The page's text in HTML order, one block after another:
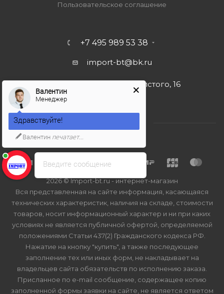
Пользовательское соглашение
+7 495 989 53 38
import-bt@bk.ru
г. Москва, ул. Льва Толстого, 16
2026 © Import-bt.ru - интернет-магазин
Вся представленная на сайте информация, касающаяся
технических характеристик, наличия на складе, стоимости
товаров, носит информационный характер и ни при каких
условиях не является публичной офертой, определяемой
положениями Статьи 437(2) Гражданского кодекса РФ.
Нажатие на кнопку "купить", а также последующее
заполнение тех или иных форм, не накладывает на
владельцев сайта обязательств по исполнению заказа.
Присланное по e-mail сообщение, содержащее копию
заполненной формы заявки на сайте, не является ответом
Введите сообщение
Валентин
Менеджер
Здравствуйте!
Валентин печатает...